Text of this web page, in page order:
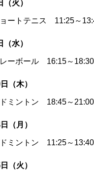
（火）
ートテニス 11:25～
（水）
ーボール 16:15～
（木）
ミントン 18:45～
（月）
ミントン 11:25～
（火）